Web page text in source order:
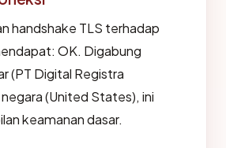
handshake TLS terhadap
OK. Digabung
(PT Digital Registra
(United States), ini
keamanan dasar.